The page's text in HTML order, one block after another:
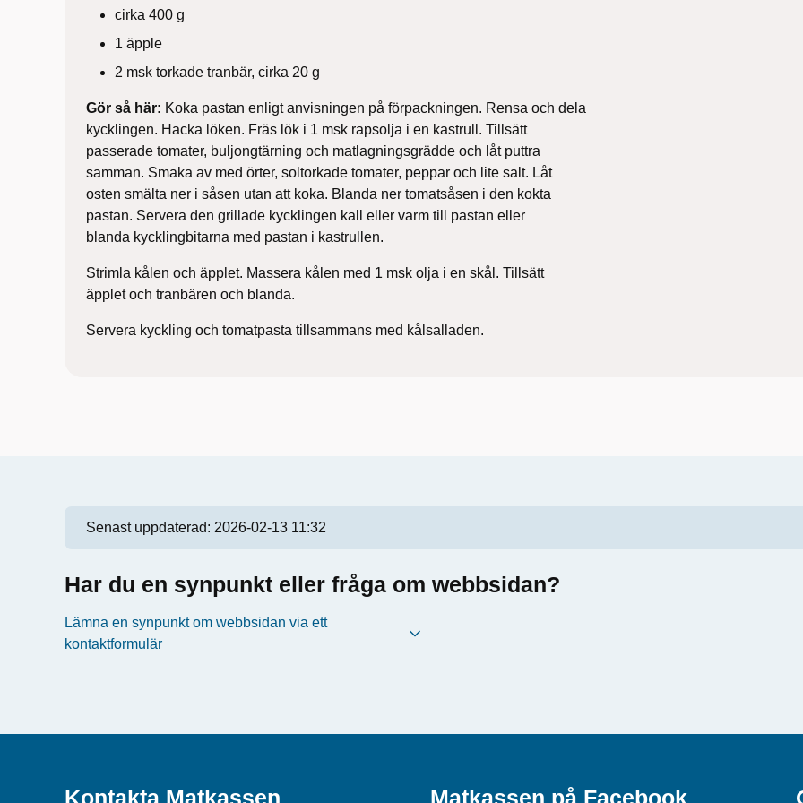
cirka 400 g
1 äpple
2 msk torkade tranbär, cirka 20 g
Gör så här: Koka pastan enligt anvisningen på förpackningen. Rensa och dela
kycklingen. Hacka löken. Fräs lök i 1 msk rapsolja i en kastrull. Tillsätt
passerade tomater, buljongtärning och matlagningsgrädde och låt puttra
samman. Smaka av med örter, soltorkade tomater, peppar och lite salt. Låt
osten smälta ner i såsen utan att koka. Blanda ner tomatsåsen i den kokta
pastan. Servera den grillade kycklingen kall eller varm till pastan eller
blanda kycklingbitarna med pastan i kastrullen.
Strimla kålen och äpplet. Massera kålen med 1 msk olja i en skål. Tillsätt
äpplet och tranbären och blanda.
Servera kyckling och tomatpasta tillsammans med kålsalladen.
Senast uppdaterad: 2026-02-13 11:32
Har du en synpunkt eller fråga om webbsidan?
Lämna en synpunkt om webbsidan via ett
kontaktformulär
Kontakta Matkassen Matkassen på Facebook